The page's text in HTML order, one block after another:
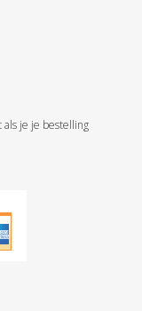
als je je bestelling